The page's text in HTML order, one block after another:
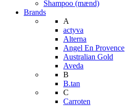
Shampoo (mænd)
Brands
A
actyva
Alterna
Angel En Provence
Australian Gold
Aveda
B
B.tan
C
Carroten